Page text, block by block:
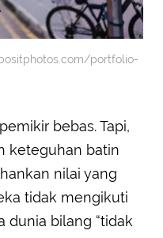
portfolio-
bebas. Tapi,
keteguhan batin
nilai yang
tidak mengikuti
dunia bilang “tidak